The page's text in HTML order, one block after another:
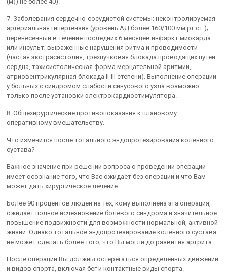
7. Заболевания сердечно-сосудистой системы: неконтролируемая
артериальная гипертензия (уровень АД более 160/100 мм рт.ст.);
перенесенный в течение последних 6 месяцев инфаркт миокарда
или инсульт; выраженные нарушения ритма и проводимости
(частая экстрасистолия, трехпучковая блокада проводящих путей
сердца, тахисистолическая форма мерцательной аритмии,
атриовентрикулярная блокада II-III степени). Выполнение операции
у больных с синдромом слабости синусового узла возможно
только после установки электрокардиостимулятора.
8. Общехирургические противопоказания к плановому
оперативному вмешательству.
Что изменится после тотального эндопротезирования коленного
сустава?
Важное значение при решении вопроса о проведении операции
имеет осознание того, что Вас ожидает без операции и что Вам
может дать хирургическое лечение.
Более 90 процентов людей из тех, кому выполнена эта операция,
ожидает полное исчезновение болевого синдрома и значительное
повышение подвижности для возможности нормальной, активной
жизни. Однако тотальное эндопротезирование коленного сустава
не может сделать более того, что Вы могли до развития артрита.
После операции Вы должны остерегаться определенных движений
и видов спорта, включая бег и контактные виды спорта.